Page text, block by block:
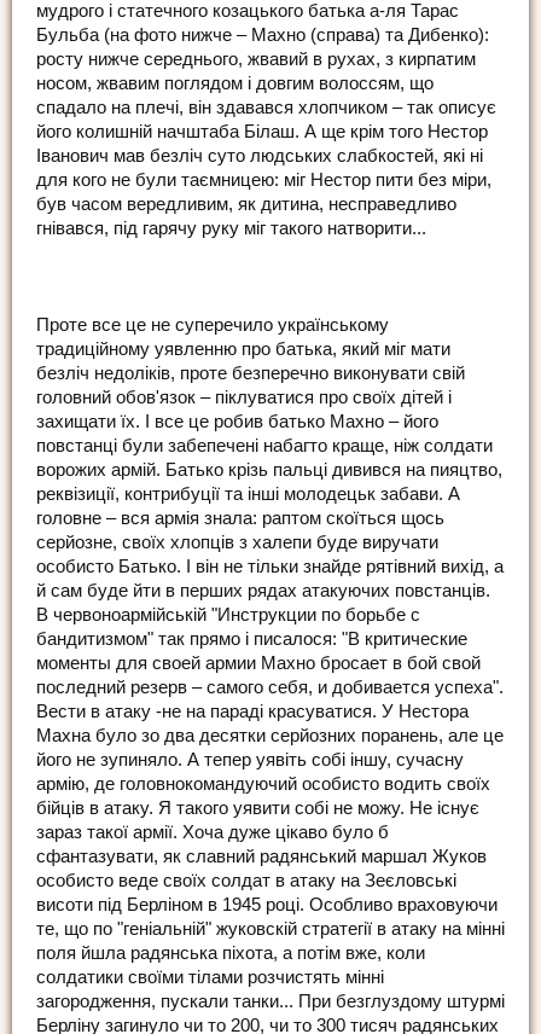
мудрого і статечного козацького батька а-ля Тарас
Бульба (на фото нижче – Махно (справа) та Дибенко):
росту нижче середнього, жвавий в рухах, з кирпатим
носом, жвавим поглядом і довгим волоссям, що
спадало на плечі, він здавався хлопчиком – так описує
його колишній начштаба Білаш. А ще крім того Нестор
Іванович мав безліч суто людських слабкостей, які ні
для кого не були таємницею: міг Нестор пити без міри,
був часом вередливим, як дитина, несправедливо
гнівався, під гарячу руку міг такого натворити...
Проте все це не суперечило українському
традиційному уявленню про батька, який міг мати
безліч недоліків, проте безперечно виконувати свій
головний обов'язок – піклуватися про своїх дітей і
захищати їх. І все це робив батько Махно – його
повстанці були забепечені набагто краще, ніж солдати
ворожих армій. Батько крізь пальці дивився на пияцтво,
реквізиції, контрибуції та інші молодецьк забави. А
головне – вся армія знала: раптом скоїться щось
серйозне, своїх хлопців з халепи буде виручати
особисто Батько. І він не тільки знайде рятівний вихід, а
й сам буде йти в перших рядах атакуючих повстанців.
В червоноармійській "Инструкции по борьбе с
бандитизмом" так прямо і писалося: "В критические
моменты для своей армии Махно бросает в бой свой
последний резерв – самого себя, и добивается успеха".
Вести в атаку -не на параді красуватися. У Нестора
Махна було зо два десятки серйозних поранень, але це
його не зупиняло. А тепер уявіть собі іншу, сучасну
армію, де головнокомандуючий особисто водить своїх
бійців в атаку. Я такого уявити собі не можу. Не існує
зараз такої армії. Хоча дуже цікаво було б
сфантазувати, як славний радянський маршал Жуков
особисто веде своїх солдат в атаку на Зеєловські
висоти під Берліном в 1945 році. Особливо враховуючи
те, що по "геніальній" жуковскій стратегії в атаку на мінні
поля йшла радянська піхота, а потім вже, коли
солдатики своїми тілами розчистять мінні
загородження, пускали танки... При безглуздому штурмі
Берліну загинуло чи то 200, чи то 300 тисяч радянських